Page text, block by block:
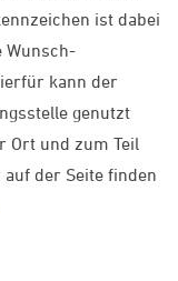
ist dabei
Wunsch-
kann der
genutzt
Ort und zum Teil
der Seite finden